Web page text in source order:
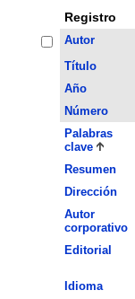
Registro
Autor
Título
Año
Número
Palabras
clave
Resumen
Dirección
Autor
corporativo
Editorial
Idioma